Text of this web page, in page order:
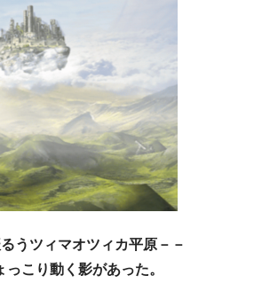
うツィマオツィカ平原－－
こり動く影があった。